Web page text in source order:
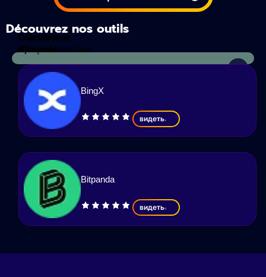
Découvrez nos outils
Calculateur
d'impots
Криптоаналитика
BingX
видеть
Bitpanda
видеть